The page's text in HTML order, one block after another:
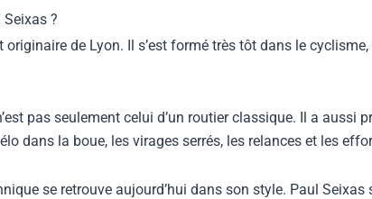
Seixas ?
originaire de Lyon. Il s’est formé très tôt dans le
pas seulement celui d’un routier classique. Il a
dans la boue, les virages serrés, les relances et les
se retrouve aujourd’hui dans son style. Paul